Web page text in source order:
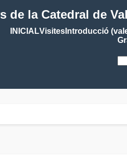
de la Catedral de
INICIALVisitesIntroducció